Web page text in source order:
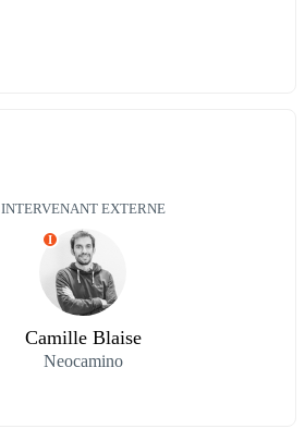
INTERVENANT EXTERNE
I
Camille Blaise
Neocamino